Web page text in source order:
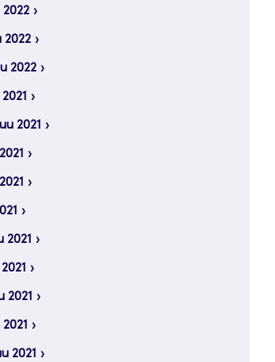
2022
2022
2022
2021
2021
2021
2021